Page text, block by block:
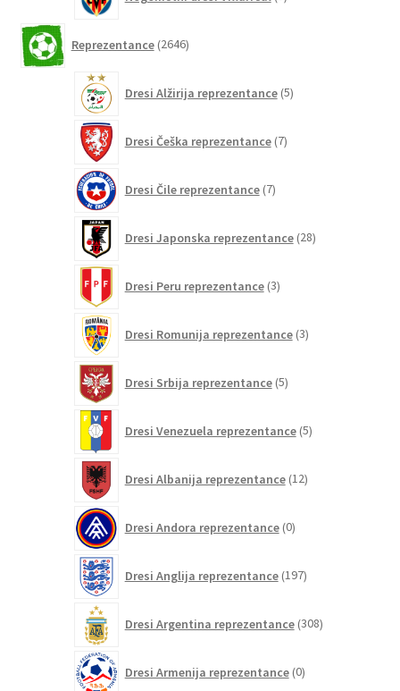
izdelki
Reprezentance 2646izdelkov
Dresi Alžirija reprezentance 5izdelkov
Dresi Češka reprezentance 7izdelkov
Dresi Čile reprezentance 7izdelkov
Dresi Japonska reprezentance 28izdelkov
Dresi Peru reprezentance 3izdelki
Dresi Romunija reprezentance 3izdelki
Dresi Srbija reprezentance 5izdelkov
Dresi Venezuela reprezentance 5izdelkov
Dresi Albanija reprezentance 12izdelkov
Dresi Andora reprezentance 0izdelkov
Dresi Anglija reprezentance 197izdelkov
Dresi Argentina reprezentance 308izdelkov
Dresi Armenija reprezentance 0izdelkov